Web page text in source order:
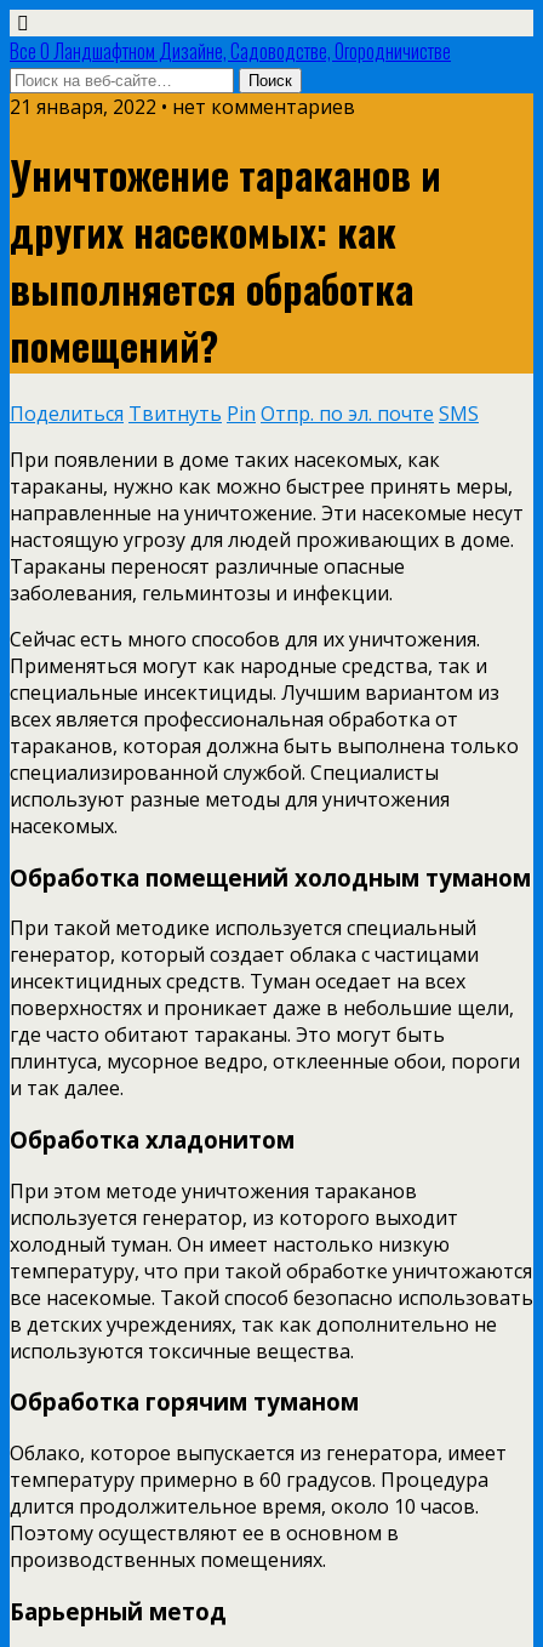
Все О Ландшафтном Дизайне, Садоводстве, Огородничистве
21 января, 2022 • нет комментариев
Уничтожение тараканов и
других насекомых: как
выполняется обработка
помещений?
Поделиться Твитнуть Pin Отпр. по эл. почте SMS
При появлении в доме таких насекомых, как
тараканы, нужно как можно быстрее принять меры,
направленные на уничтожение. Эти насекомые несут
настоящую угрозу для людей проживающих в доме.
Тараканы переносят различные опасные
заболевания, гельминтозы и инфекции.
Сейчас есть много способов для их уничтожения.
Применяться могут как народные средства, так и
специальные инсектициды. Лучшим вариантом из
всех является профессиональная обработка от
тараканов, которая должна быть выполнена только
специализированной службой. Специалисты
используют разные методы для уничтожения
насекомых.
Обработка помещений холодным туманом
При такой методике используется специальный
генератор, который создает облака с частицами
инсектицидных средств. Туман оседает на всех
поверхностях и проникает даже в небольшие щели,
где часто обитают тараканы. Это могут быть
плинтуса, мусорное ведро, отклеенные обои, пороги
и так далее.
Обработка хладонитом
При этом методе уничтожения тараканов
используется генератор, из которого выходит
холодный туман. Он имеет настолько низкую
температуру, что при такой обработке уничтожаются
все насекомые. Такой способ безопасно использовать
в детских учреждениях, так как дополнительно не
используются токсичные вещества.
Обработка горячим туманом
Облако, которое выпускается из генератора, имеет
температуру примерно в 60 градусов. Процедура
длится продолжительное время, около 10 часов.
Поэтому осуществляют ее в основном в
производственных помещениях.
Барьерный метод